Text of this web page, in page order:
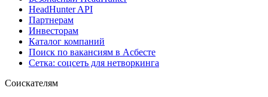
HeadHunter API
Партнерам
Инвесторам
Каталог компаний
Поиск по вакансиям в Асбесте
Сетка: соцсеть для нетворкинга
Соискателям